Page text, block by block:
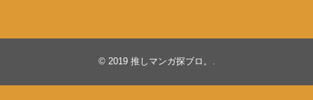
© 2019 推しマンガ探ブロ。